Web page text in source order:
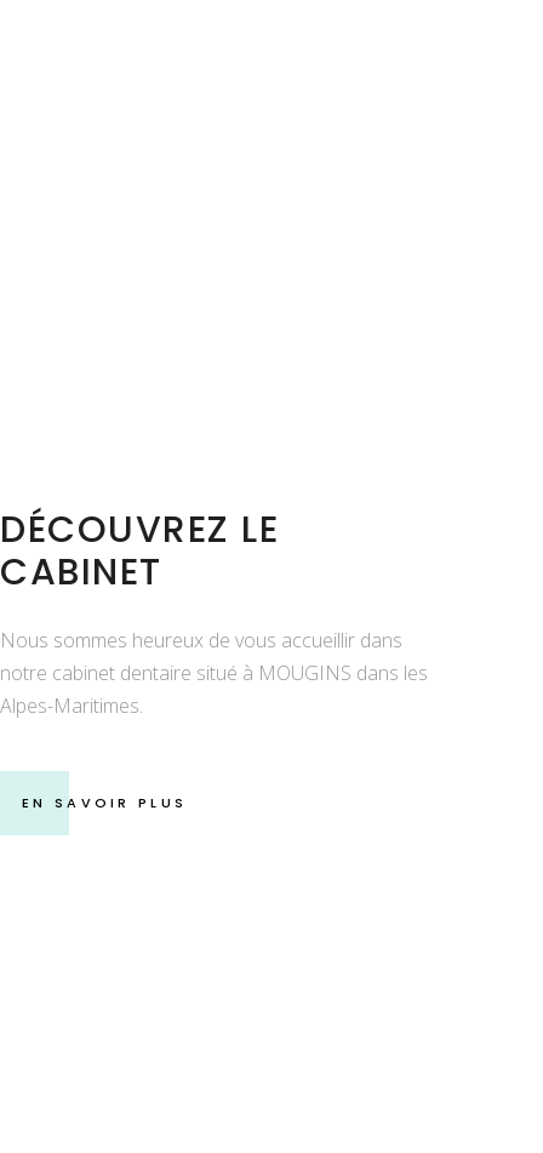
DÉCOUVREZ LE
CABINET
Nous sommes heureux de vous accueillir dans
notre cabinet dentaire situé à MOUGINS dans les
Alpes-Maritimes.
EN SAVOIR PLUS